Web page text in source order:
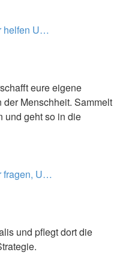
helfen U…
eure eigene
Menschheit. Sammelt
und geht so in die
fragen, U…
und pflegt dort die